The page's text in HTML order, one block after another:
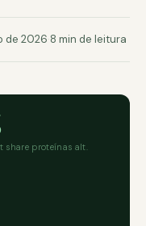
de 2026·8 min de leitura
share proteínas alt.